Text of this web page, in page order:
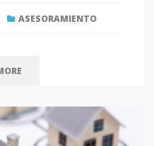
ASESORAMIENTO